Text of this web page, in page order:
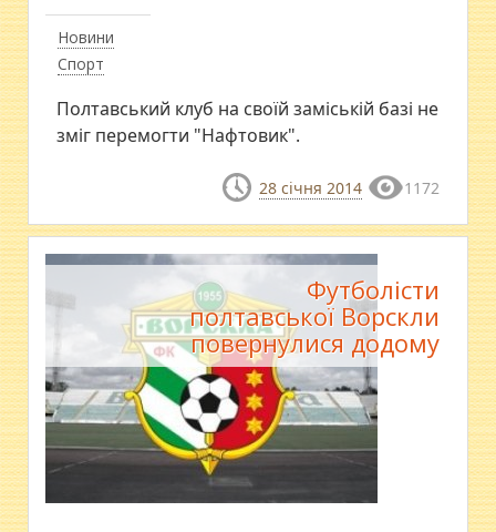
Новини
Спорт
Полтавський клуб на своїй заміській базі не
зміг перемогти "Нафтовик".
28 січня 2014 1172
Футболісти
полтавської Ворскли
повернулися додому